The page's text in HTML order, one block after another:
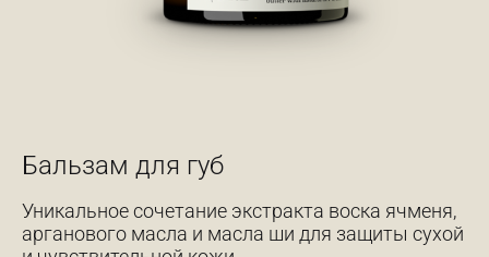
Бальзам для губ
Уникальное сочетание экстракта воска ячменя,
арганового масла и масла ши для защиты сухой